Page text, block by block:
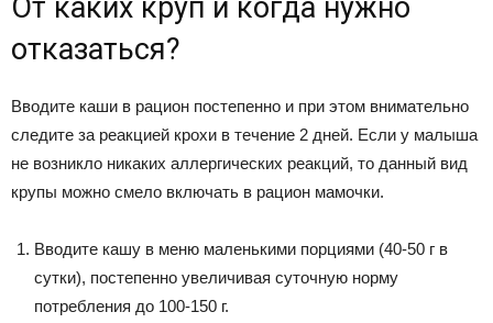
От каких круп и когда нужно
отказаться?
Вводите каши в рацион постепенно и при этом внимательно
следите за реакцией крохи в течение 2 дней. Если у малыша
не возникло никаких аллергических реакций, то данный вид
крупы можно смело включать в рацион мамочки.
Вводите кашу в меню маленькими порциями (40-50 г в
сутки), постепенно увеличивая суточную норму
потребления до 100-150 г.